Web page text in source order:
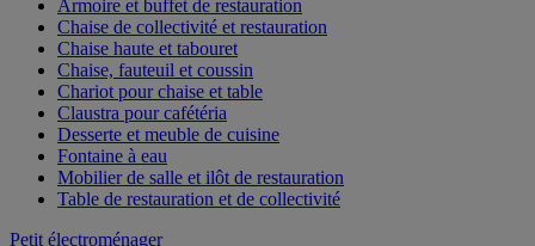
Armoire et buffet de restauration
Chaise de collectivité et restauration
Chaise haute et tabouret
Chaise, fauteuil et coussin
Chariot pour chaise et table
Claustra pour cafétéria
Desserte et meuble de cuisine
Fontaine à eau
Mobilier de salle et ilôt de restauration